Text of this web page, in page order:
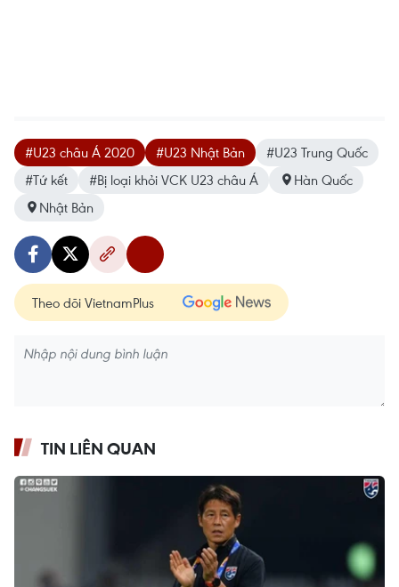
#U23 châu Á 2020 #U23 Nhật Bản
#U23 Trung Quốc
#Tứ kết
#Bị loại khỏi VCK U23 châu Á
Hàn Quốc
Nhật Bản
Theo dõi VietnamPlus
TIN LIÊN QUAN